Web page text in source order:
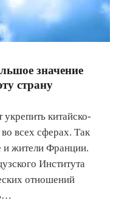
значение
страну
китайско-
всех сферах. Так
и жители Франции.
Института
отношений